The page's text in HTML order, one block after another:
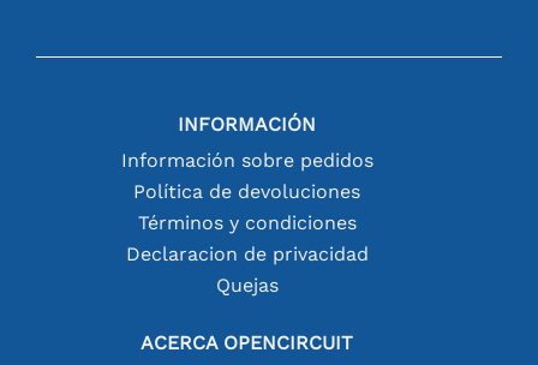
INFORMACIÓN
Información sobre pedidos
Política de devoluciones
Términos y condiciones
Declaracion de privacidad
Quejas
ACERCA OPENCIRCUIT